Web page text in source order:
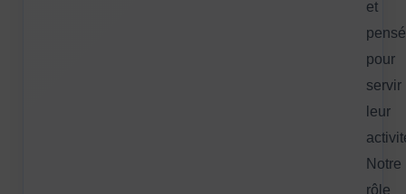
et
pensé
pour
servir
leur
Notre
rôle